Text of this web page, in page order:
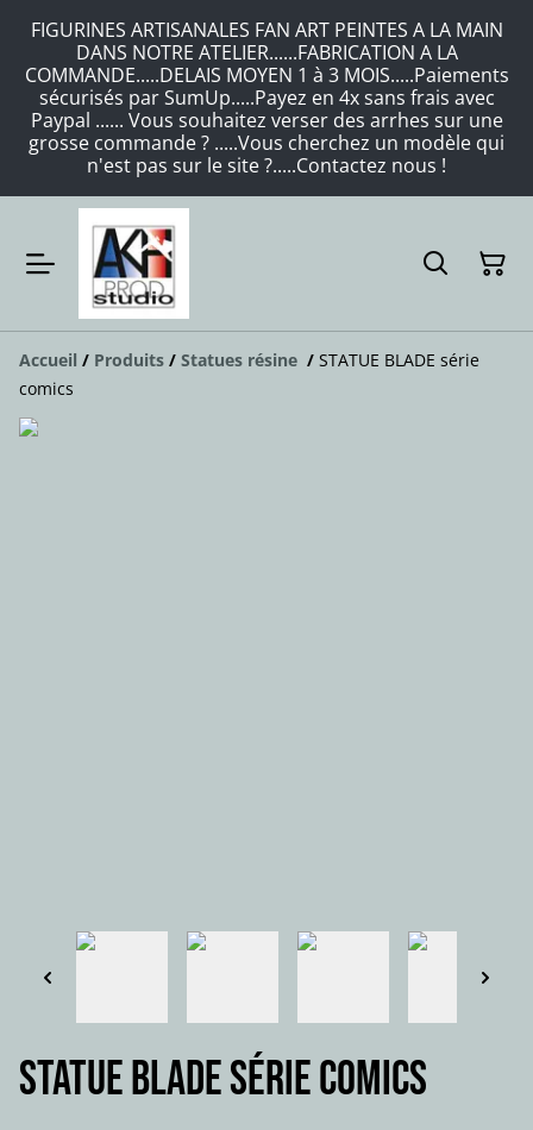
FIGURINES ARTISANALES FAN ART PEINTES A LA MAIN
DANS NOTRE ATELIER......FABRICATION A LA
COMMANDE.....DELAIS MOYEN 1 à 3 MOIS.....Paiements
sécurisés par SumUp.....Payez en 4x sans frais avec
Paypal ...... Vous souhaitez verser des arrhes sur une
grosse commande ? .....Vous cherchez un modèle qui
n'est pas sur le site ?.....Contactez nous !
Accueil / Produits / Statues résine / STATUE BLADE série
comics
STATUE BLADE série comics